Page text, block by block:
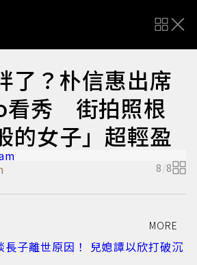
了？朴信惠出席
秀 街拍照根
的女子」超輕盈
8/8
MORE